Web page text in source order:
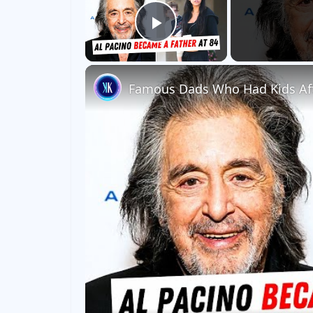
Play Video
Famous Dads Who Had Kids